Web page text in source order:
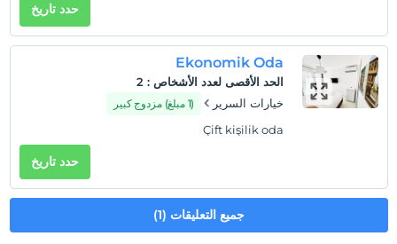
حدد تاريخ
Ekonomik Oda
الحد الأقصى لعدد الأشخاص :
2
خيارات السرير
(1 مبلغ) مزدوج كبير
Çift kişilik oda
حدد تاريخ
جميع التعليقات (1)